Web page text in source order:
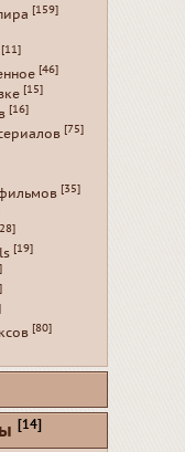
[159]
[11]
[46]
[15]
[16]
[75]
[35]
[19]
[80]
[14]